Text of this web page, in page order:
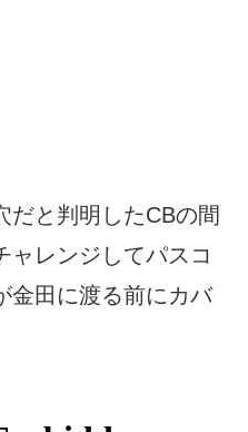
だと判明したCBの間
ャレンジしてパスコ
金田に渡る前にカバ